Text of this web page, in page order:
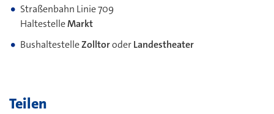
Straßenbahn Linie 709
HaltestelleMarkt
BushaltestelleZolltoroderLandestheater
Teilen